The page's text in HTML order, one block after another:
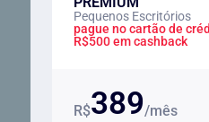
Pequenos Escritórios
pague no cartão de
R$500 em cashback
R$389/mês